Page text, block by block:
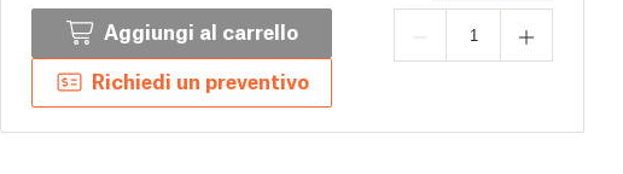
Aggiungi al carrello
Richiedi un preventivo